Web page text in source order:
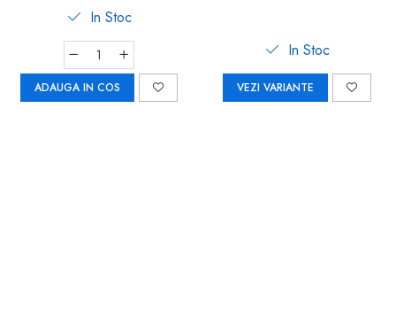
In Stoc
ADAUGA IN COS
In Stoc
VEZI VARIANTE